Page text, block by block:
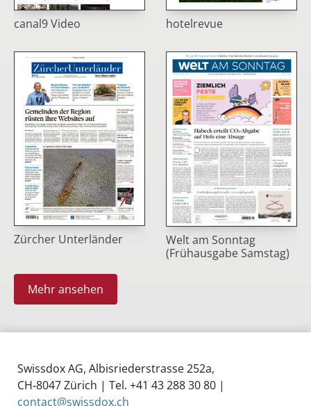
canal9 Video hotelrevue
Zürcher Unterländer
Welt am Sonntag
(Frühausgabe Samstag)
Mehr ansehen
Swissdox AG, Albisriederstrasse 252a,
CH‑8047 Zürich | Tel. +41 43 288 30 80 |
contact@swissdox.ch